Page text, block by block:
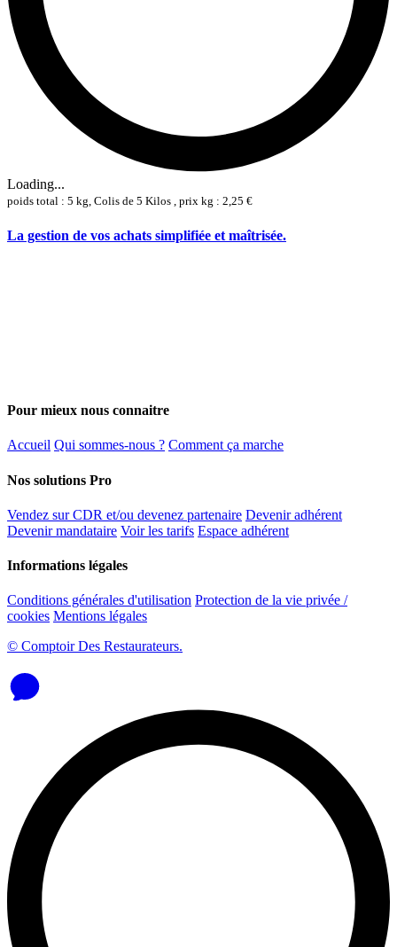
Loading...
poids total : 5 kg, Colis de 5 Kilos , prix kg : 2,25 €
La gestion de vos achats simplifiée et maîtrisée.
Pour mieux nous connaitre
Accueil Qui sommes-nous ? Comment ça marche
Nos solutions Pro
Vendez sur CDR et/ou devenez partenaire Devenir adhérent
Devenir mandataire Voir les tarifs Espace adhérent
Informations légales
Conditions générales d'utilisation Protection de la vie privée /
cookies Mentions légales
© Comptoir Des Restaurateurs.